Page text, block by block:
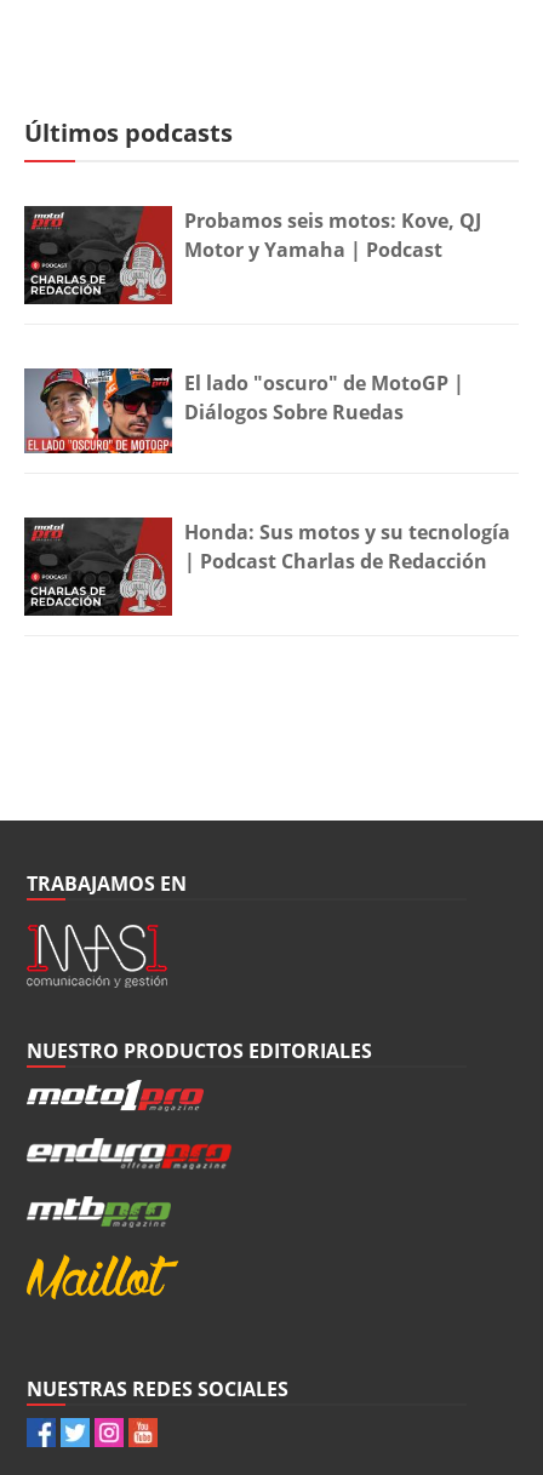
Últimos podcasts
Probamos seis motos: Kove, QJ
Motor y Yamaha | Podcast
El lado "oscuro" de MotoGP |
Diálogos Sobre Ruedas
Honda: Sus motos y su tecnología
| Podcast Charlas de Redacción
TRABAJAMOS EN
NUESTRO PRODUCTOS EDITORIALES
NUESTRAS REDES SOCIALES